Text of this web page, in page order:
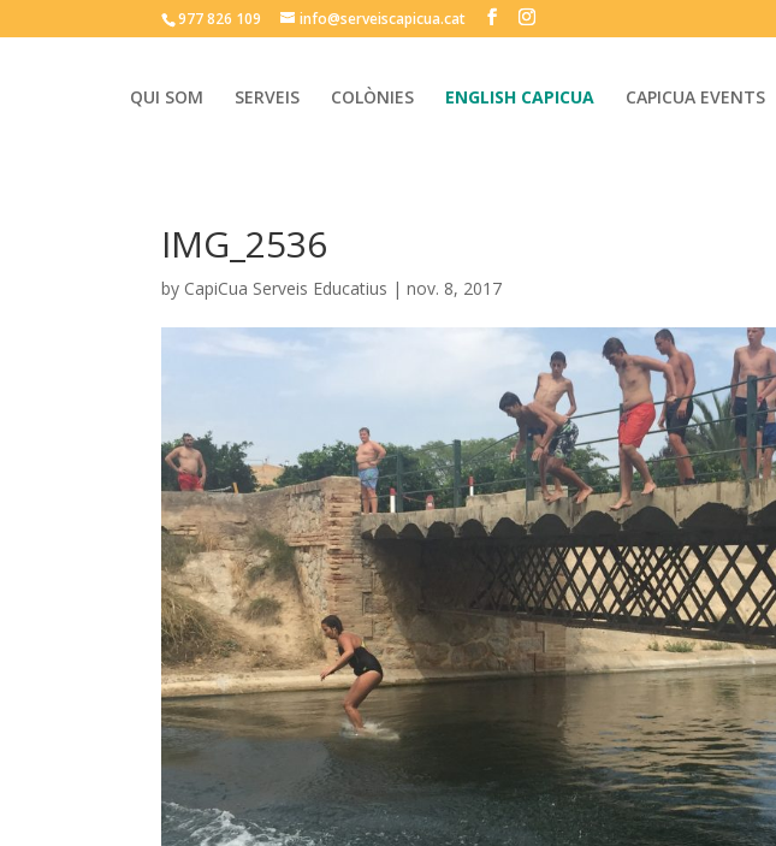
977 826 109 info@serveiscapicua.cat
QUI SOM SERVEIS COLÒNIES ENGLISH CAPICUA CAPICUA EVENTS
IMG_2536
by CapiCua Serveis Educatius |nov. 8, 2017